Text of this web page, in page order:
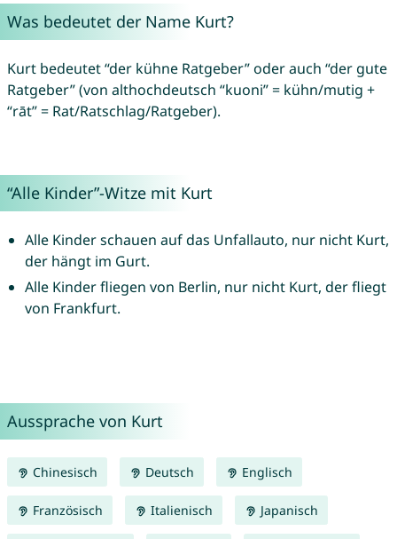
Was bedeutet der Name Kurt?
Kurt bedeutet “der kühne Ratgeber” oder auch “der gute
Ratgeber” (von althochdeutsch “kuoni” = kühn/mutig +
“rāt” = Rat/Ratschlag/Ratgeber).
“Alle Kinder”-Witze mit Kurt
Alle Kinder schauen auf das Unfallauto, nur nicht Kurt,
der hängt im Gurt.
Alle Kinder fliegen von Berlin, nur nicht Kurt, der fliegt
von Frankfurt.
Aussprache von Kurt
Chinesisch Deutsch Englisch
Französisch Italienisch Japanisch